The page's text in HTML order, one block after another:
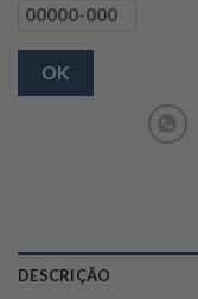
OK
DESCRIÇÃO